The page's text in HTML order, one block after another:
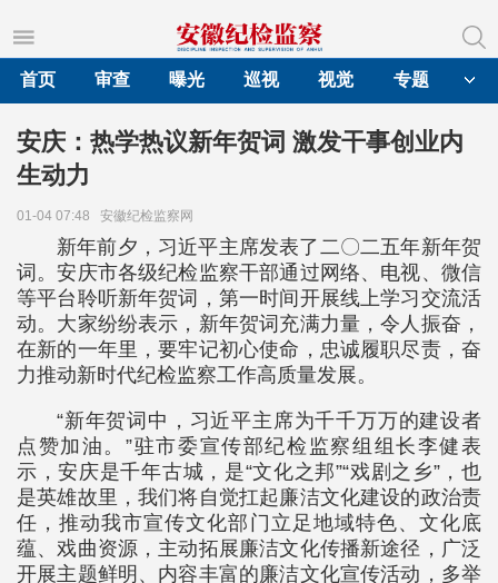
首页
审查 曝光 巡视 视觉 专题
安庆：热学热议新年贺词 激发干事创业内
生动力
01-04 07:48 安徽纪检监察网
新年前夕，习近平主席发表了二〇二五年新年贺
词。安庆市各级纪检监察干部通过网络、电视、微信
等平台聆听新年贺词，第一时间开展线上学习交流活
动。大家纷纷表示，新年贺词充满力量，令人振奋，
在新的一年里，要牢记初心使命，忠诚履职尽责，奋
力推动新时代纪检监察工作高质量发展。
“新年贺词中，习近平主席为千千万万的建设者
点赞加油。”驻市委宣传部纪检监察组组长李健表
示，安庆是千年古城，是“文化之邦”“戏剧之乡”，也
是英雄故里，我们将自觉扛起廉洁文化建设的政治责
任，推动我市宣传文化部门立足地域特色、文化底
蕴、戏曲资源，主动拓展廉洁文化传播新途径，广泛
开展主题鲜明、内容丰富的廉洁文化宣传活动，多举